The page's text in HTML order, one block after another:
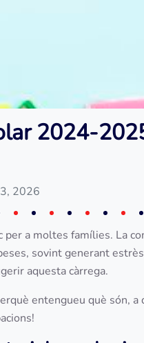
2024-
2026
a moltes famílies. La
sovint generant
aquesta càrrega.
entengueu què són, a